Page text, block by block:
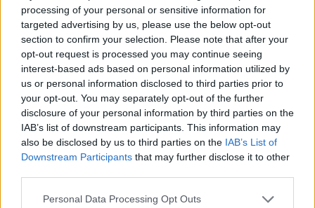
processing of your personal or sensitive information for
targeted advertising by us, please use the below opt-out
section to confirm your selection. Please note that after your
opt-out request is processed you may continue seeing
interest-based ads based on personal information utilized by
us or personal information disclosed to third parties prior to
your opt-out. You may separately opt-out of the further
disclosure of your personal information by third parties on the
IAB’s list of downstream participants. This information may
also be disclosed by us to third parties on the IAB’s List of
Downstream Participants that may further disclose it to other
Please note that this website/app uses one or more Google
Personal Data Processing Opt Outs
αντίποινα της Μόσχας, υπήρξε συζήτηση για
προσπάθεια να μπει όριο στις τιμές των
εισαγωγώνφυσικού αερίου, σύμφωνα με
διπλωμάτες. Τελικά, οι υπουργοί είπαν ότι
«χρειάζεται επιπλέον δουλειά» για την
ενδεχόμενη θέσπιση αυτού του μέτρου.
Τι συζήτησαν οι υπουργοί των 27
Σύμφωνα με τη σχετική ανακοίνωση, οι
Υπουργοί Ενέργειας των27. εξέτασαν μέτρα
για τηναντιμετώπισητωνυψηλών
τιμών